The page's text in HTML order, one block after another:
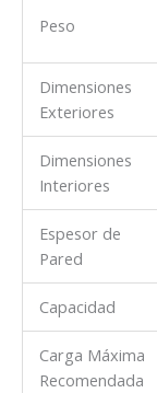
Peso
Dimensiones
Exteriores
Dimensiones
Interiores
Espesor de
Pared
Capacidad
Carga Máxima
Recomendada